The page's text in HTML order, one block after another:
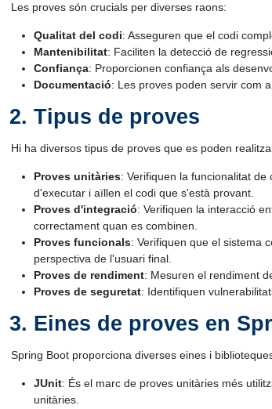
Les proves són crucials per diverses raons:
Qualitat del codi: Asseguren que el codi
Mantenibilitat: Faciliten la detecció de
Confiança: Proporcionen confiança als
Documentació: Les proves poden servir com
Tipus de proves
Hi ha diversos tipus de proves que es poden
Proves unitàries: Verifiquen la funcionalitat
d'executar i aïllen el codi que s'està provant.
Proves d'integració: Verifiquen la interacció
correctament quan es combinen.
Proves funcionals: Verifiquen que el sistema
perspectiva de l'usuari final.
Proves de rendiment: Mesuren el rendiment
Proves de seguretat: Identifiquen
Eines de proves en
Spring Boot proporciona diverses eines i
JUnit: És el marc de proves unitàries més
unitàries.